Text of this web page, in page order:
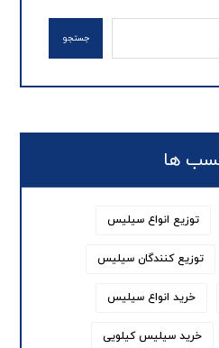
جستجو
ها
توزیع انواع سیلیس
توزیع کنندگان سیلیس
خرید انواع سیلیس
خرید سیلیس کیلویی